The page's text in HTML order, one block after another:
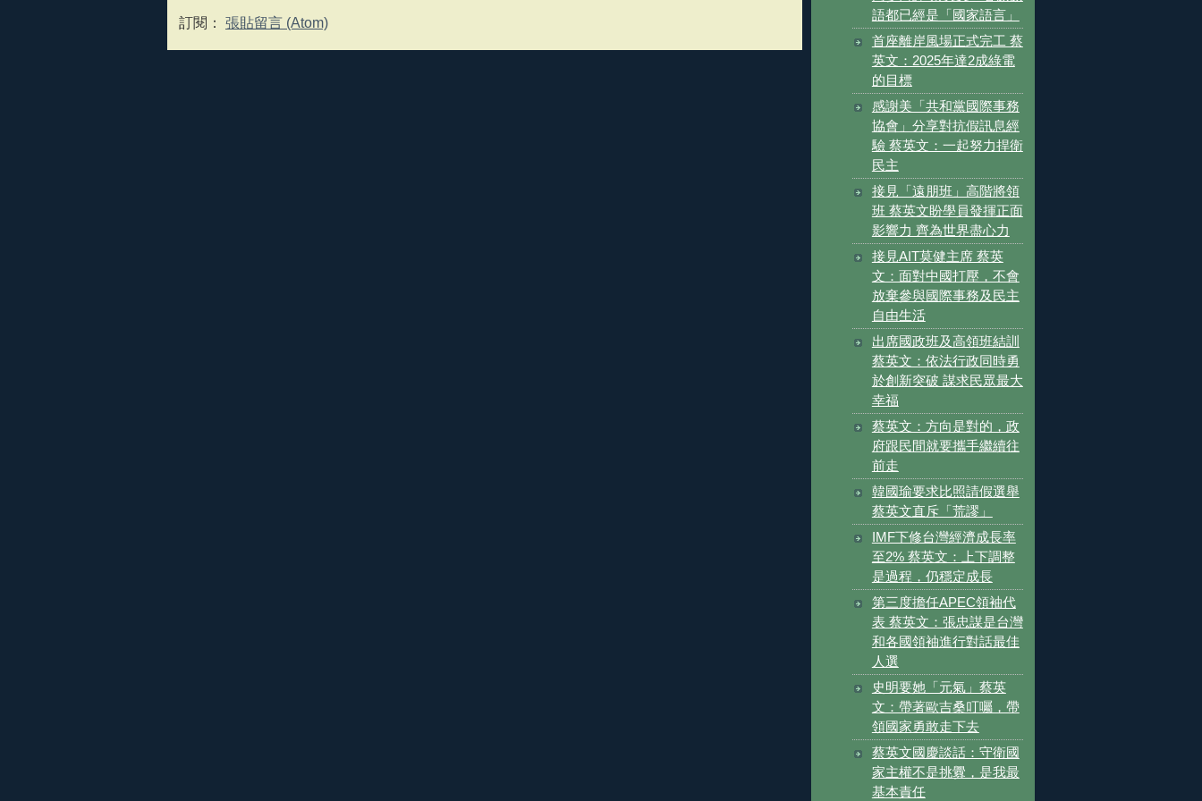
訂閱： 張貼留言 (Atom)
語都已經是「國家語言」
首座離岸風場正式完工 蔡
英文：2025年達2成綠電
的目標
感謝美「共和黨國際事務
協會」分享對抗假訊息經
驗 蔡英文：一起努力捍衛
民主
接見「遠朋班」高階將領
班 蔡英文盼學員發揮正面
影響力 齊為世界盡心力
接見AIT莫健主席 蔡英
文：面對中國打壓，不會
放棄參與國際事務及民主
自由生活
出席國政班及高領班結訓
蔡英文：依法行政同時勇
於創新突破 謀求民眾最大
幸福
蔡英文：方向是對的，政
府跟民間就要攜手繼續往
前走
韓國瑜要求比照請假選舉
蔡英文直斥「荒謬」
IMF下修台灣經濟成長率
至2% 蔡英文：上下調整
是過程，仍穩定成長
第三度擔任APEC領袖代
表 蔡英文：張忠謀是台灣
和各國領袖進行對話最佳
人選
史明要她「元氣」蔡英
文：帶著歐吉桑叮囑，帶
領國家勇敢走下去
蔡英文國慶談話：守衛國
家主權不是挑釁，是我最
基本責任